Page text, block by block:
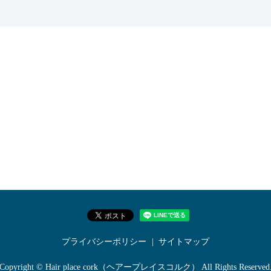
プライバシーポリシー サイトマップ
Copyright © Hair place cork（ヘアープレイスコルク） All Rights Reserved.